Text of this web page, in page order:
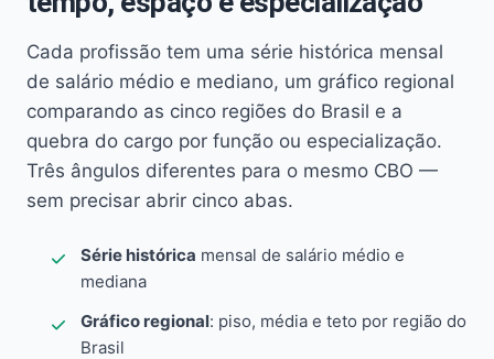
Cada profissão tem uma série histórica mensal
de salário médio e mediano, um gráfico regional
comparando as cinco regiões do Brasil e a
quebra do cargo por função ou especialização.
Três ângulos diferentes para o mesmo CBO —
sem precisar abrir cinco abas.
Série histórica mensal de salário médio e
mediana
Gráfico regional: piso, média e teto por região do
Brasil